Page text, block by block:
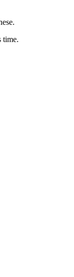
time.